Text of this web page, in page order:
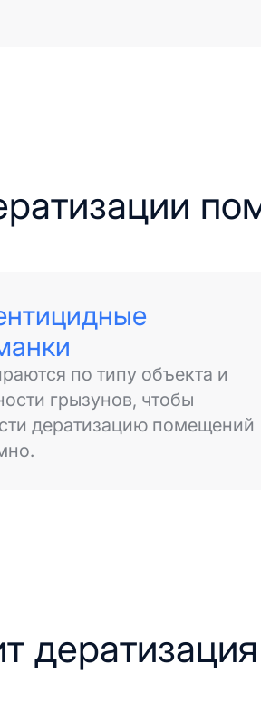
по типу объекта и
грызунов, чтобы
дератизацию помещений